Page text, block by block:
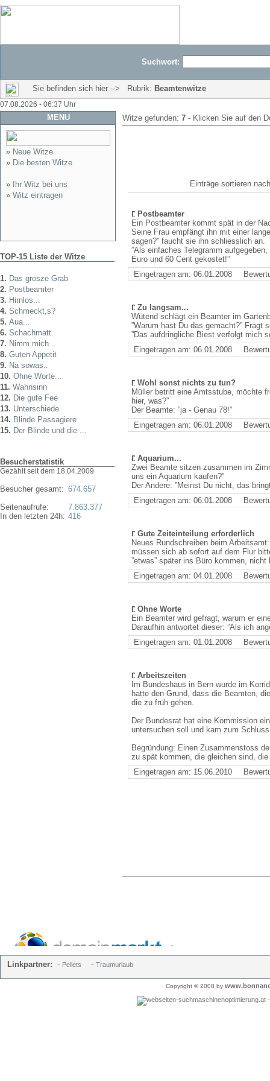
Suchwort:
Sie befinden sich hier --> Rubrik: Beamtenwitze
07.08.2026 - 06:37 Uhr
MENU
» Neue Witze
» Die besten Witze
»
Ihr Witz bei uns
» Witz eintragen
TOP-15 Liste der Witze
1. Das grosze Grab
2. Postbeamter
3. Hirnlos...
4. Schmeckt,s?
5. Aua...
6. Schachmatt
7. Nimm mich...
8. Guten Appetit
9. Na sowas..
10. Ohne Worte...
11. Wahnsinn
12. Die gute Fee
13. Unterschiede
14. Blinde Passagiere
15. Der Blinde und die ...
Besucherstatistik
Gezählt seit dem 18.04.2009
Besucher gesamt:
Seitenaufrufe:
In den letzten 24h:
674.657
7.863.377
416
Witze gefunden: 7 - Klicken Sie auf den
Einträge sortieren
Postbeamter
Ein Postbeamter kommt spät in der
Seine Frau empfängt ihn mit einer
sagen?” faucht sie ihn schliesslich an.
”Als einfaches Telegramm
Euro und 60 Cent gekostet!”
Eingetragen am: 06.01.2008
Zu langsam...
Wütend schlägt ein Beamter im
”Warum hast Du das gemacht?” Fragt
”Das aufdringliche Biest verfolgt mich
Eingetragen am: 06.01.2008
Wohl sonst nichts zu tun?
Müller betritt eine Amtsstube, möchte
hier, was?”
Der Beamte: ”ja - Genau 78!”
Eingetragen am: 06.01.2008
Aquarium...
Zwei Beamte sitzen zusammen im
uns ein Aquarium kaufen?”
Der Andere: ”Meinst Du nicht, das
Eingetragen am: 06.01.2008
Gute Zeiteinteilung erforderlich
Neues Rundschreiben beim
müssen sich ab sofort auf dem Flur
”etwas” später ins Büro kommen, nicht
Eingetragen am: 04.01.2008
Ohne Worte
Ein Beamter wird gefragt, warum er
Daraufhin antwortet dieser: ”Als ich
Eingetragen am: 01.01.2008
Arbeitszeiten
Im Bundeshaus in Bern wurde im
hatte den Grund, dass die Beamten,
die zu früh gehen.
Der Bundesrat hat eine Kommission
untersuchen soll und kam zum
Begründung: Einen Zusammenstoss
zu spät kommen, die gleichen sind,
Eingetragen am: 15.06.2010
Linkpartner: - Pellets - Traumurlaub
Copyright © 2008 by